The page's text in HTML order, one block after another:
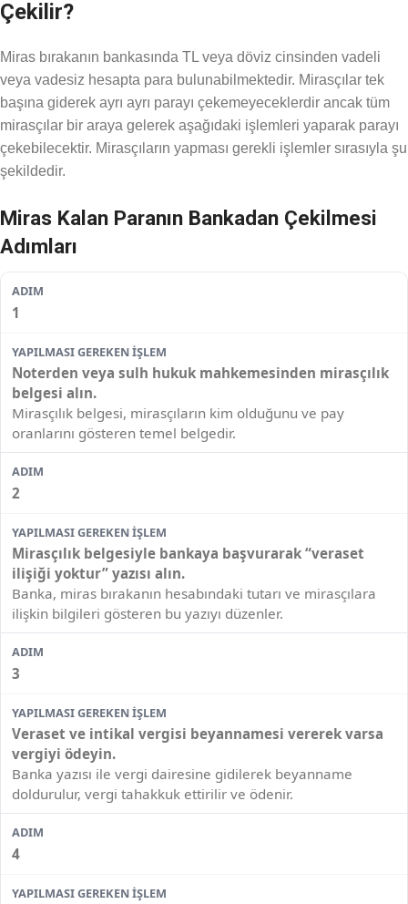
Çekilir?
Miras bırakanın bankasında TL veya döviz cinsinden vadeli
veya vadesiz hesapta para bulunabilmektedir. Mirasçılar tek
başına giderek ayrı ayrı parayı çekemeyeceklerdir ancak tüm
mirasçılar bir araya gelerek aşağıdaki işlemleri yaparak parayı
çekebilecektir. Mirasçıların yapması gerekli işlemler sırasıyla şu
şekildedir.
Miras Kalan Paranın Bankadan Çekilmesi
Adımları
1
Noterden veya sulh hukuk mahkemesinden mirasçılık
belgesi alın.
Mirasçılık belgesi, mirasçıların kim olduğunu ve pay
oranlarını gösteren temel belgedir.
2
Mirasçılık belgesiyle bankaya başvurarak “veraset
ilişiği yoktur” yazısı alın.
Banka, miras bırakanın hesabındaki tutarı ve mirasçılara
ilişkin bilgileri gösteren bu yazıyı düzenler.
3
Veraset ve intikal vergisi beyannamesi vererek varsa
vergiyi ödeyin.
Banka yazısı ile vergi dairesine gidilerek beyanname
doldurulur, vergi tahakkuk ettirilir ve ödenir.
4